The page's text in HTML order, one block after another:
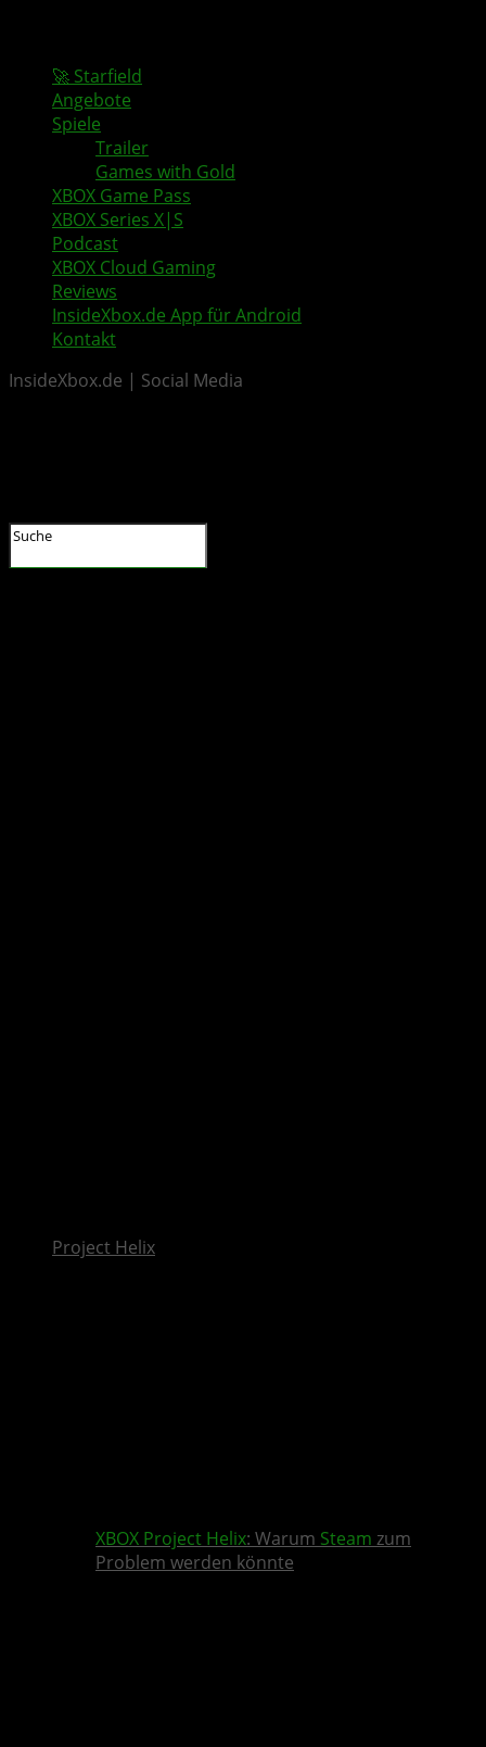
🚀 Starfield
Angebote
Spiele
Trailer
Games with Gold
XBOX Game Pass
XBOX Series X|S
Podcast
XBOX Cloud Gaming
Reviews
InsideXbox.de App für Android
Kontakt
InsideXbox.de | Social Media
Project Helix
XBOX Project Helix: Warum Steam zum
Problem werden könnte